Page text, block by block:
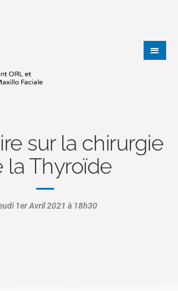
sur la chirurgie
la Thyroïde
1er Avril 2021 à 18h30